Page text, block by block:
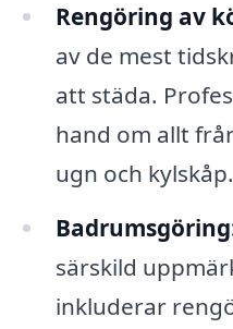
Rengöring av
av de mest
att städa.
hand om allt
ugn och kylskåp.
särskild
inkluderar